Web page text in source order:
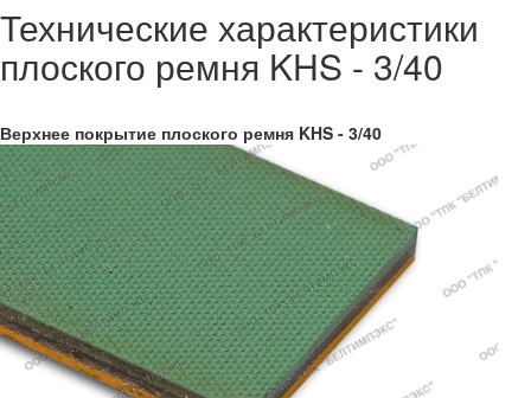
Технические характеристики
плоского ремня KHS - 3/40
Верхнее покрытие плоского ремня KHS - 3/40